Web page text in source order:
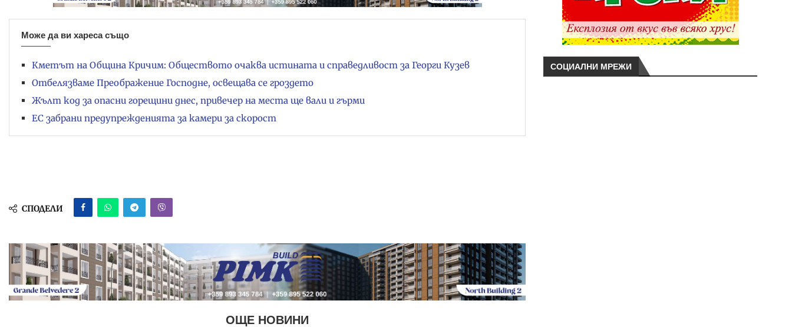
Може да ви хареса също
Кметът на Община Кричим: Обществото очаква истината и справедливост за Георги Кузев
Отбелязваме Преображение Господне, освещава се гроздето
Жълт код за опасни горещини днес, привечер на места ще вали и гърми
ЕС забрани предупрежденията за камери за скорост
СПОДЕЛИ
ОЩЕ НОВИНИ
СОЦИАЛНИ МРЕЖИ